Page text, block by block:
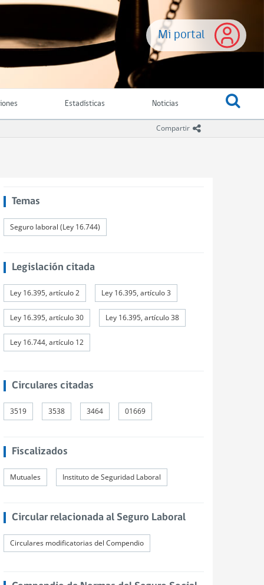
Mi portal
Estadísticas Noticias
Compartir icono compartir
Temas
Seguro laboral (Ley 16.744)
Legislación citada
Ley 16.395, artículo 2 Ley 16.395, artículo 3
Ley 16.395, artículo 30 Ley 16.395, artículo 38
Ley 16.744, artículo 12
Circulares citadas
3519 3538 3464 01669
Fiscalizados
Mutuales Instituto de Seguridad Laboral
Circular relacionada al Seguro Laboral
Circulares modificatorias del Compendio